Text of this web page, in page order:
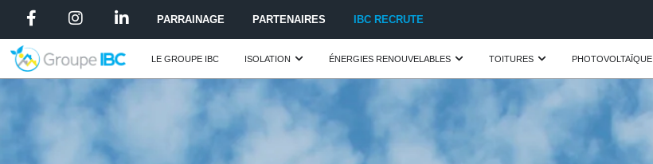
PARRAINAGE PARTENAIRES IBC RECRUTE
LE GROUPE IBC ISOLATION ÉNERGIES RENOUVELABLES TOITURES PHOTOVOLTAÏQUE